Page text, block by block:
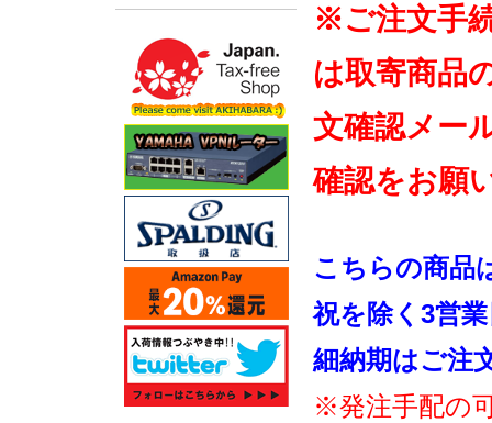
※ご注文手
は取寄商品
文確認メー
確認をお願
こちらの商品
祝を除く3営
細納期はご注
※発注手配の